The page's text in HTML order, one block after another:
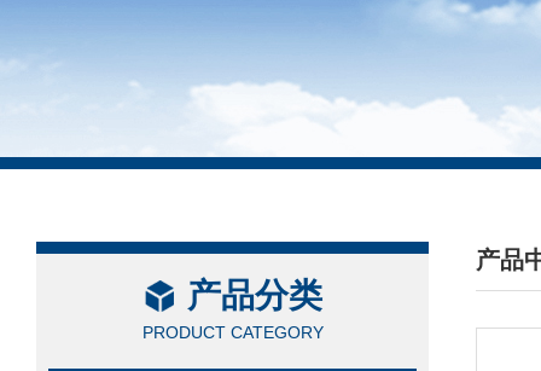
产品分类
PRODUCT CATEGORY
产品
/